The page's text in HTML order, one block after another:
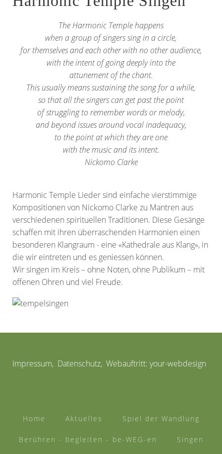
The Harmonic Temple happens
when a group of singers sing in a circle,
for themselves and each other with no other audience,
with the intent of going deeply into the
attunement of the chant.
This usually means sustaining the song for a while,
so that all the singers can get past the point
of struggling to remember words or melody,
and beyond issues around vocal inadequacy,
to the point at which they are one
with the music and its intent.
Nickomo Clarke
Harmonic Temple Lieder sind einfache vierstimmige
Kompositionen von Nickomo Clarke zu Mantren aus
verschiedenen spirituellen Traditionen. Diese Gesänge
schaffen mit ihren überraschenden Harmonien einen
besonderen Klangraum - eine «Kathedrale aus Klang», in
die wir eintreten und es geniessen können.
Wir singen im Kreis – ohne Noten, ohne Publikum – mit
offenen Ohren und viel Freude.
Impressum, Datenschutz, Webauftritt: your-webdesign
Home Aktuelles Spiel der Wandlung
Berühren - begleiten - be-WEG-en Singen